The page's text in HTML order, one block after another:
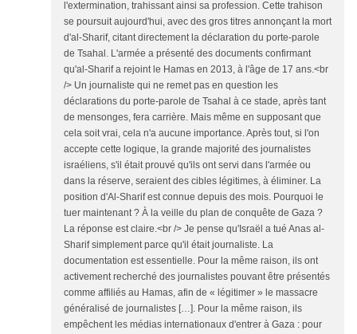
l'extermination, trahissant ainsi sa profession. Cette trahison
se poursuit aujourd'hui, avec des gros titres annonçant la mort
d'al-Sharif, citant directement la déclaration du porte-parole
de Tsahal. L'armée a présenté des documents confirmant
qu'al-Sharif a rejoint le Hamas en 2013, à l'âge de 17 ans.<br
/> Un journaliste qui ne remet pas en question les
déclarations du porte-parole de Tsahal à ce stade, après tant
de mensonges, fera carrière. Mais même en supposant que
cela soit vrai, cela n'a aucune importance. Après tout, si l'on
accepte cette logique, la grande majorité des journalistes
israéliens, s'il était prouvé qu'ils ont servi dans l'armée ou
dans la réserve, seraient des cibles légitimes, à éliminer. La
position d'Al-Sharif est connue depuis des mois. Pourquoi le
tuer maintenant ? À la veille du plan de conquête de Gaza ?
La réponse est claire.<br /> Je pense qu'Israël a tué Anas al-
Sharif simplement parce qu'il était journaliste. La
documentation est essentielle. Pour la même raison, ils ont
activement recherché des journalistes pouvant être présentés
comme affiliés au Hamas, afin de « légitimer » le massacre
généralisé de journalistes […]. Pour la même raison, ils
empêchent les médias internationaux d'entrer à Gaza : pour